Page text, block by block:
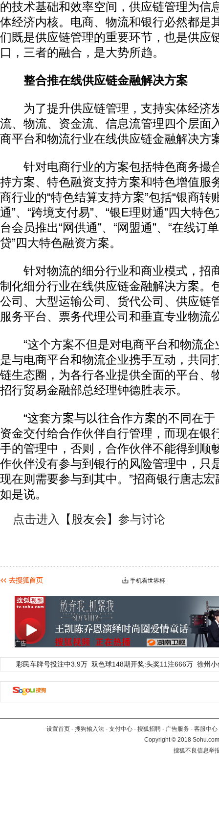
的技术基础和效率空间，供应链管理为信
体经济内核。电商、物流和银行必然都是
们既是供应链管理的重要环节，也是供应
口，三者的融合，是大势所趋。
整合推在线供应链金融解决方案
为了提升供应链管理，支持实体经济
流、物流、资金流、信息流管理四个层面
商平台和物流行业在线供应链金融解决方
针对电商行业的方案包括特色商务撮
持方案、特色融资支持方案和特色增值服
商行业的“特色结算支持方案”包括“银商转
通”、“跨境支付易”、“银E理财通”四大特
台会员推出“网供通”、“网盟通”、“在线订
贷”四大特色融资方案。
针对物流的细分行业和商业模式，招
制化细分行业在线供应链金融解决方案。
公司、大型运输公司、货代公司、供应链
服务平台、票务代理公司和垂直专业物流
“这个方案不但是对电商平台和物流企
是与电商平台和物流企业携手互动，共同
链生态圈，为各行各业提供全面的平台、
招行贸易金融部总经理钟德胜表示。
“这套方案与以往合作方案的不同在于
资金交付给合作伙伴自行管理，而现在银
手的管理中，否则，合作伙伴不能得到顺
作伙伴没有参与到银行的风险管理中，只
现在则需要参与到其中。”招商银行唐志
如是说。
点击进入
【股友会】 参与讨论
手机看世界杯
广告
彩民车牌号投注中3.9万 双色球148期开奖:头奖11注666万 徐州
设置首页 - 搜狗输入法 - 支付中心 - 搜狐招聘 - 广告服务 - 客服中心
Copyright©2018
搜狐不良信息举